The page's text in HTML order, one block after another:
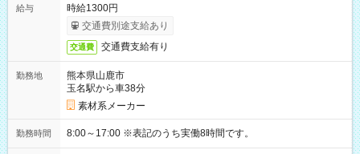
給与
時給1300円
交通費別途支給あり
交通費 交通費支給有り
勤務地
熊本県山鹿市
玉名駅から車38分
素材系メーカー
勤務時間 8:00～17:00 ※表記のうち実働8時間です。